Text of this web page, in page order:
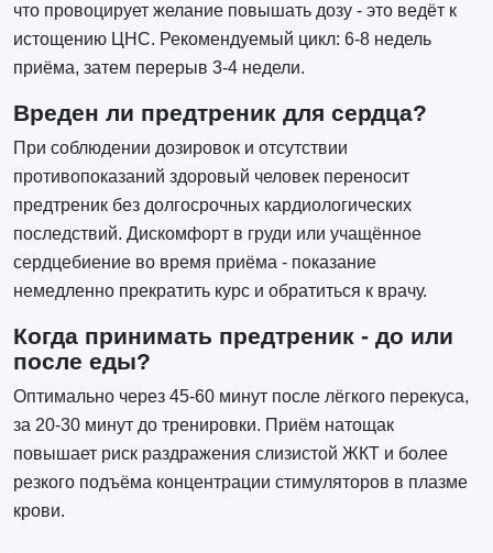
что провоцирует желание повышать дозу - это ведёт к
истощению ЦНС. Рекомендуемый цикл: 6-8 недель
приёма, затем перерыв 3-4 недели.
Вреден ли предтреник для сердца?
При соблюдении дозировок и отсутствии
противопоказаний здоровый человек переносит
предтреник без долгосрочных кардиологических
последствий. Дискомфорт в груди или учащённое
сердцебиение во время приёма - показание
немедленно прекратить курс и обратиться к врачу.
Когда принимать предтреник - до или
после еды?
Оптимально через 45-60 минут после лёгкого перекуса,
за 20-30 минут до тренировки. Приём натощак
повышает риск раздражения слизистой ЖКТ и более
резкого подъёма концентрации стимуляторов в плазме
крови.